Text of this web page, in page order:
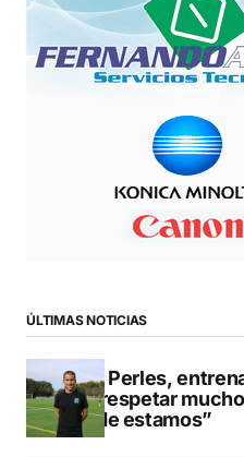
ÚLTIMAS NOTICIAS
Pere Perles,
que respetar
dónde estamos”